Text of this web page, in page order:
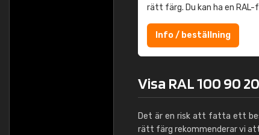
rätt färg. Du kan ha en
Info / beställning
Visa RAL 100 90
Det är en risk att fatta ett
rätt färg rekommenderar vi